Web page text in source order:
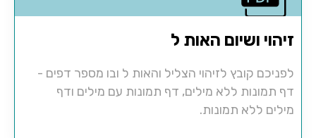
זיהוי ושיום האות ל
לפניכם קובץ לזיהוי הצליל והאות ל ובו מספר דפים -
דף תמונות ללא מילים, דף תמונות עם מילים ודף
מילים ללא תמונות.